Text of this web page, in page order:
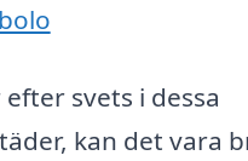
svets i dessa
kan det vara